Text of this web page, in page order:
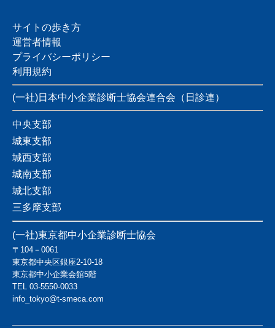
サイトの歩き方
運営者情報
プライバシーポリシー
利用規約
(一社)日本中小企業診断士協会連合会（日診連）
中央支部
城東支部
城西支部
城南支部
城北支部
三多摩支部
(一社)東京都中小企業診断士協会
〒104－0061
東京都中央区銀座2-10-18
東京都中小企業会館5階
TEL 03-5550-0033
info_tokyo@t-smeca.com